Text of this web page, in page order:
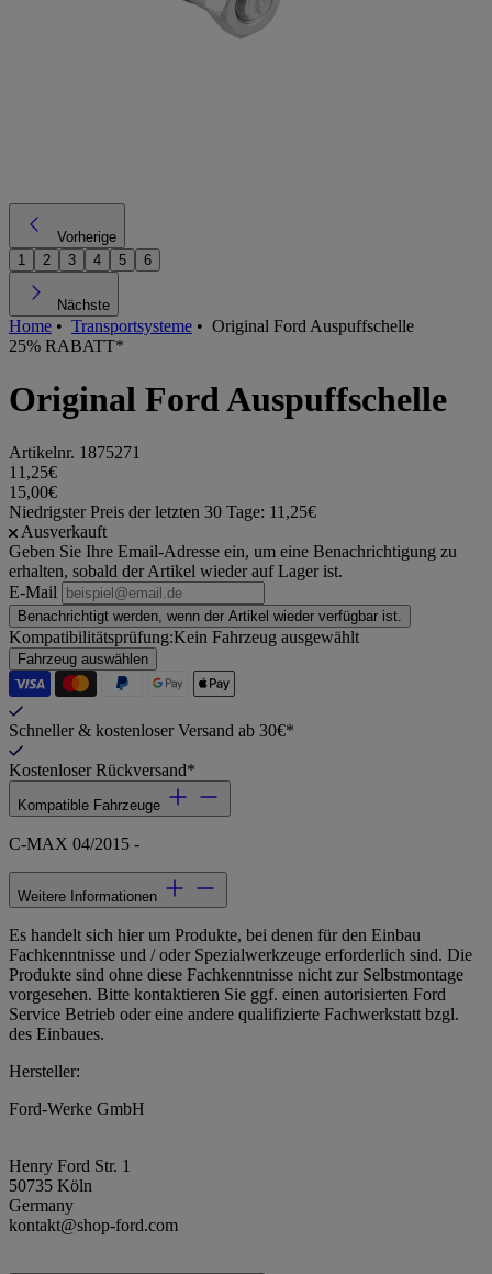
Vorherige
1
2 3 4 5 6
Nächste
Home • Transportsysteme • Original Ford Auspuffschelle
25% RABATT*
Original Ford Auspuffschelle
Artikelnr. 1875271
11,25€
15,00€
Niedrigster Preis der letzten 30 Tage: 11,25€
Ausverkauft
Geben Sie Ihre Email-Adresse ein, um eine Benachrichtigung zu
erhalten, sobald der Artikel wieder auf Lager ist.
E-Mail
Benachrichtigt werden, wenn der Artikel wieder verfügbar ist.
Kompatibilitätsprüfung:Kein Fahrzeug ausgewählt
Fahrzeug auswählen
Schneller & kostenloser Versand ab 30€*
Kostenloser Rückversand*
Kompatible Fahrzeuge
C-MAX 04/2015 -
Weitere Informationen
Es handelt sich hier um Produkte, bei denen für den Einbau
Fachkenntnisse und / oder Spezialwerkzeuge erforderlich sind. Die
Produkte sind ohne diese Fachkenntnisse nicht zur Selbstmontage
vorgesehen. Bitte kontaktieren Sie ggf. einen autorisierten Ford
Service Betrieb oder eine andere qualifizierte Fachwerkstatt bzgl.
des Einbaues.
Hersteller:
Ford-Werke GmbH
Henry Ford Str. 1
50735 Köln
Germany
kontakt@shop-ford.com